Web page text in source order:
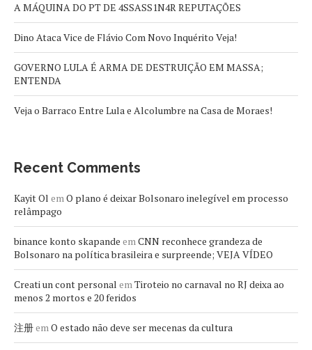
A MÁQUINA DO PT DE 4SSASS1N4R REPUTAÇÕES
Dino Ataca Vice de Flávio Com Novo Inquérito Veja!
GOVERNO LULA É ARMA DE DESTRUIÇÃO EM MASSA;
ENTENDA
Veja o Barraco Entre Lula e Alcolumbre na Casa de Moraes!
Recent Comments
Kayit Ol emO plano é deixar Bolsonaro inelegível em processo
relâmpago
binance konto skapande emCNN reconhece grandeza de
Bolsonaro na política brasileira e surpreende; VEJA VÍDEO
Creati un cont personal emTiroteio no carnaval no RJ deixa ao
menos 2 mortos e 20 feridos
注册emO estado não deve ser mecenas da cultura